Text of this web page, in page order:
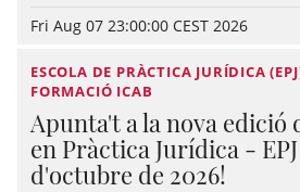
Fri Aug 07 23:00:00 CEST 2026
ESCOLA DE PRÀCTICA JURÍDICA
FORMACIÓ ICAB
Apunta't a la nova edició
en Pràctica Jurídica -
d'octubre de 2026!